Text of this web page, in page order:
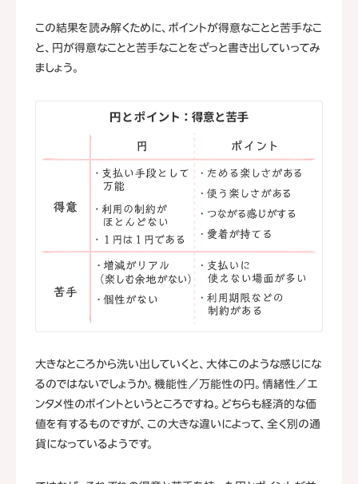
この結果を読み解くために、ポイントが得意なことと苦手なこ
と、円が得意なことと苦手なことをざっと書き出していってみ
ましょう。
大きなところから洗い出していくと、大体このような感じにな
るのではないでしょうか。機能性／万能性の円。情緒性／エ
ンタメ性のポイントというところですね。どちらも経済的な価
値を有するものですが、この大きな違いによって、全く別の通
貨になっているようです。